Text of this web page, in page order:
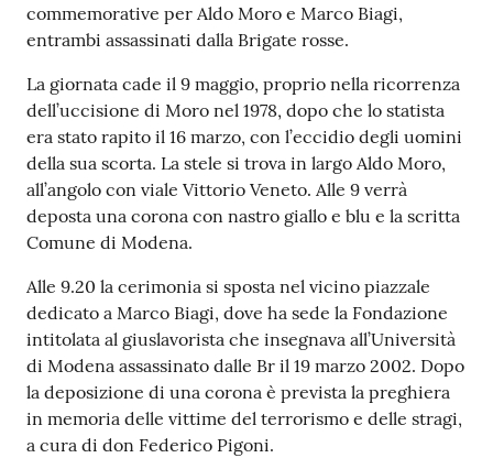
commemorative per Aldo Moro e Marco Biagi,
entrambi assassinati dalla Brigate rosse.
La giornata cade il 9 maggio, proprio nella ricorrenza
dell’uccisione di Moro nel 1978, dopo che lo statista
era stato rapito il 16 marzo, con l’eccidio degli uomini
della sua scorta. La stele si trova in largo Aldo Moro,
all’angolo con viale Vittorio Veneto. Alle 9 verrà
deposta una corona con nastro giallo e blu e la scritta
Comune di Modena.
Alle 9.20 la cerimonia si sposta nel vicino piazzale
dedicato a Marco Biagi, dove ha sede la Fondazione
intitolata al giuslavorista che insegnava all’Università
di Modena assassinato dalle Br il 19 marzo 2002. Dopo
la deposizione di una corona è prevista la preghiera
in memoria delle vittime del terrorismo e delle stragi,
a cura di don Federico Pigoni.